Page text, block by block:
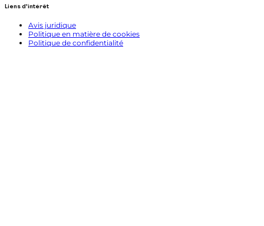
Liens d'intérêt
Avis juridique
Politique en matière de cookies
Politique de confidentialité